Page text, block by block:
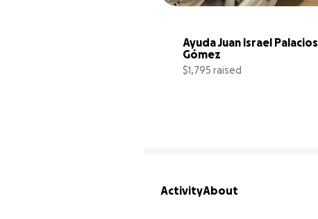
Ayuda Juan Israel Palacios
Gómez
$1,795 raised
ActivityAbout